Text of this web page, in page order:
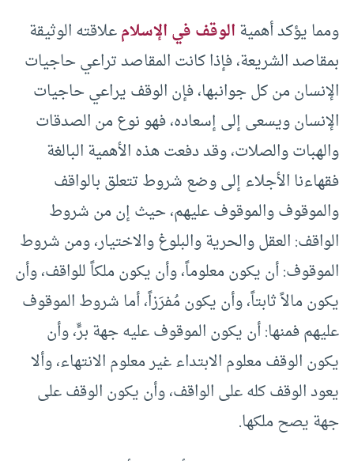
ومما يؤكد أهميةالوقف في الإسلامعلاقته الوثيقة
بمقاصد الشريعة، فإذا كانت المقاصد تراعي حاجيات
الإنسان من كل جوانبها، فإن الوقف يراعي حاجيات
الإنسان ويسعى إلى إسعاده، فهو نوع من الصدقات
والهبات والصلات، وقد دفعت هذه الأهمية البالغة
فقهاءنا الأجلاء إلى وضع شروط تتعلق بالواقف
والموقوف والموقوف عليهم، حيث إن من شروط
الواقف: العقل والحرية والبلوغ والاختيار، ومن شروط
الموقوف: أن يكون معلوماً، وأن يكون ملكاً للواقف، وأن
يكون مالاً ثابتاً، وأن يكون مُفرَزاً، أما شروط الموقوف
عليهم فمنها: أن يكون الموقوف عليه جهة برٍّ، وأن
يكون الوقف معلوم الابتداء غير معلوم الانتهاء، وألا
يعود الوقف كله على الواقف، وأن يكون الوقف على
جهة يصح ملكها.